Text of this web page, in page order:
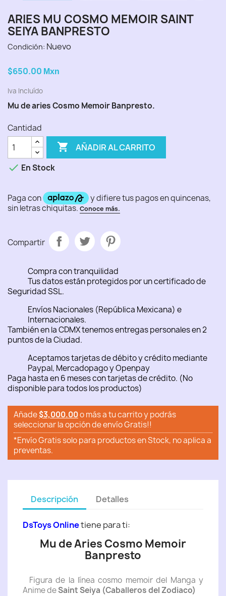
ARIES MU COSMO MEMOIR SAINT
SEIYA BANPRESTO
Condición: Nuevo
$650.00 Mxn
Iva Incluído
Mu de aries Cosmo Memoir Banpresto.
Cantidad
 AÑADIR AL CARRITO
 En Stock
Compartir
Compra con tranquilidad
Tus datos están protegidos por un certificado de
Seguridad SSL.
Envíos Nacionales (República Mexicana) e
Internacionales.
También en la CDMX tenemos entregas personales en 2
puntos de la Ciudad.
Aceptamos tarjetas de débito y crédito mediante
Paypal, Mercadopago y Openpay
Paga hasta en 6 meses con tarjetas de crédito. (No
disponible para todos los productos)
Añade$3,000.00o más a tu carrito y podrás
seleccionar la opción de envío Gratis!!
*Envío Gratis solo para productos en Stock, no aplica a
preventas.
Descripción Detalles
DsToys Onlinetiene para ti:
Mu de Aries Cosmo Memoir
Banpresto
Figura de la línea cosmo memoir del Manga y
Anime deSaint Seiya (Caballeros del Zodiaco)